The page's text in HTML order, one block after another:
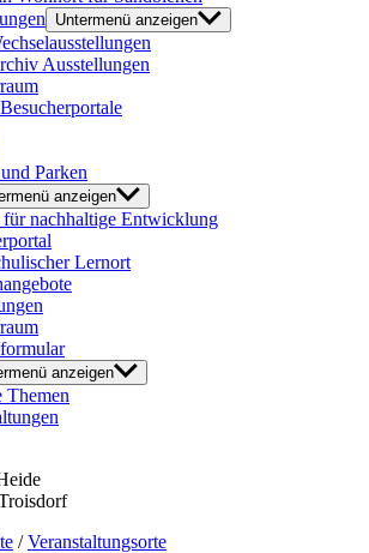
Untermenü anzeigen
Ausstellungen
Parken
anzeigen
nachhaltige Entwicklung
Lernort
anzeigen
Themen
/Veranstaltungsorte